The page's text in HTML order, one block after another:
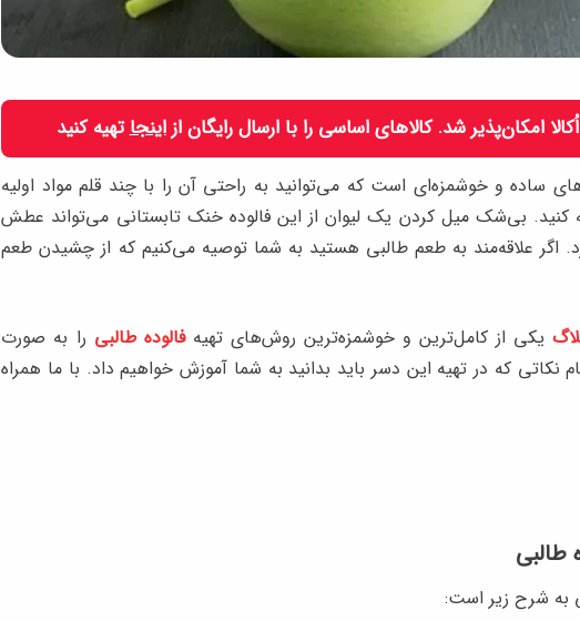
اُکالا امکان‌پذیر شد. کالاهای اساسی را با ارسال رایگان ازاینجاتهیه کنید
ساده و خوشمزه‌ای است که می‌توانید به راحتی آن را با چند قلم مواد اولیه
کنید. بی‌شک میل کردن یک لیوان از این فالوده خنک تابستانی می‌تواند عطش
اگر علاقه‌مند به طعم طالبی هستید به شما توصیه می‌کنیم که از چشیدن طعم
یکی از کامل‌ترین و خوشمزه‌ترین روش‌های تهیهفالوده طالبی را به صورت
نکاتی که در تهیه این دسر باید بدانید به شما آموزش خواهیم داد. با ما همراه
طالبی
به شرح زیر است: